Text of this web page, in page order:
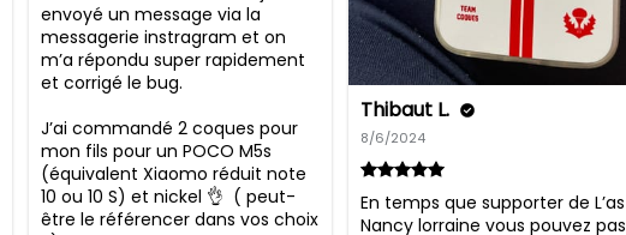
envoyé un message via la
messagerie instragram et on
m’a répondu super rapidement
et corrigé le bug.
J’ai commandé 2 coques pour
mon fils pour un POCO M5s
(équivalent Xiaomo réduit note
10 ou 10 S) et nickel 👌  ( peut-
être le référencer dans vos choix
Thibaut L.
8/6/2024
En temps que supporter de L’as
Nancy lorraine vous pouvez pas